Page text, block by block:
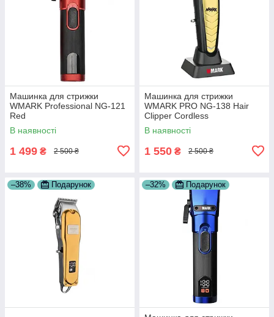
Машинка для стрижки
WMARK Professional NG-121
Red
В наявності
1 499 ₴ 2 500 ₴
Машинка для стрижки
WMARK PRO NG-138 Hair
Clipper Cordless
В наявності
1 550 ₴ 2 500 ₴
–38% Подарунок –32% Подарунок